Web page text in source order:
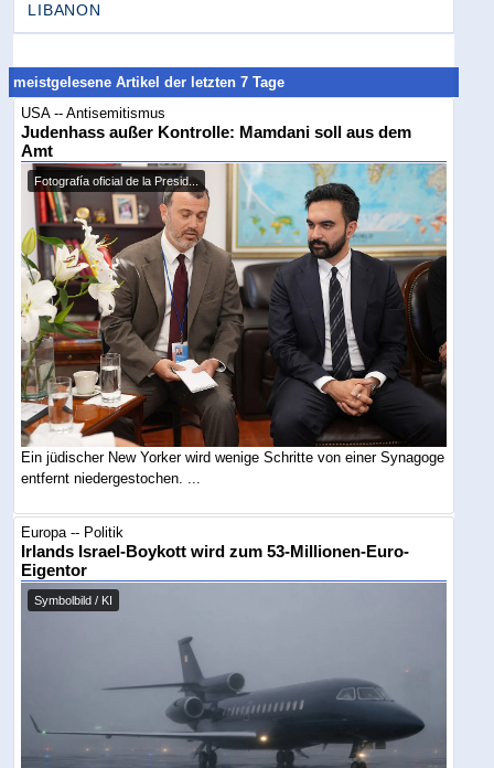
LIBANON
meistgelesene Artikel der letzten 7 Tage
USA -- Antisemitismus
Judenhass außer Kontrolle: Mamdani soll aus dem
Amt
Fotografía oficial de la Presid...
Ein jüdischer New Yorker wird wenige Schritte von einer Synagoge
entfernt niedergestochen. ...
Europa -- Politik
Irlands Israel-Boykott wird zum 53-Millionen-Euro-
Eigentor
Symbolbild / KI